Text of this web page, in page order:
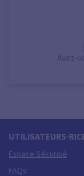
Avez-
Espace Sécurisé
FAQs